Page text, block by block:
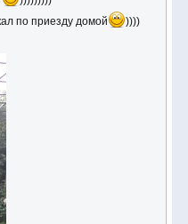
по приезду домой
))))